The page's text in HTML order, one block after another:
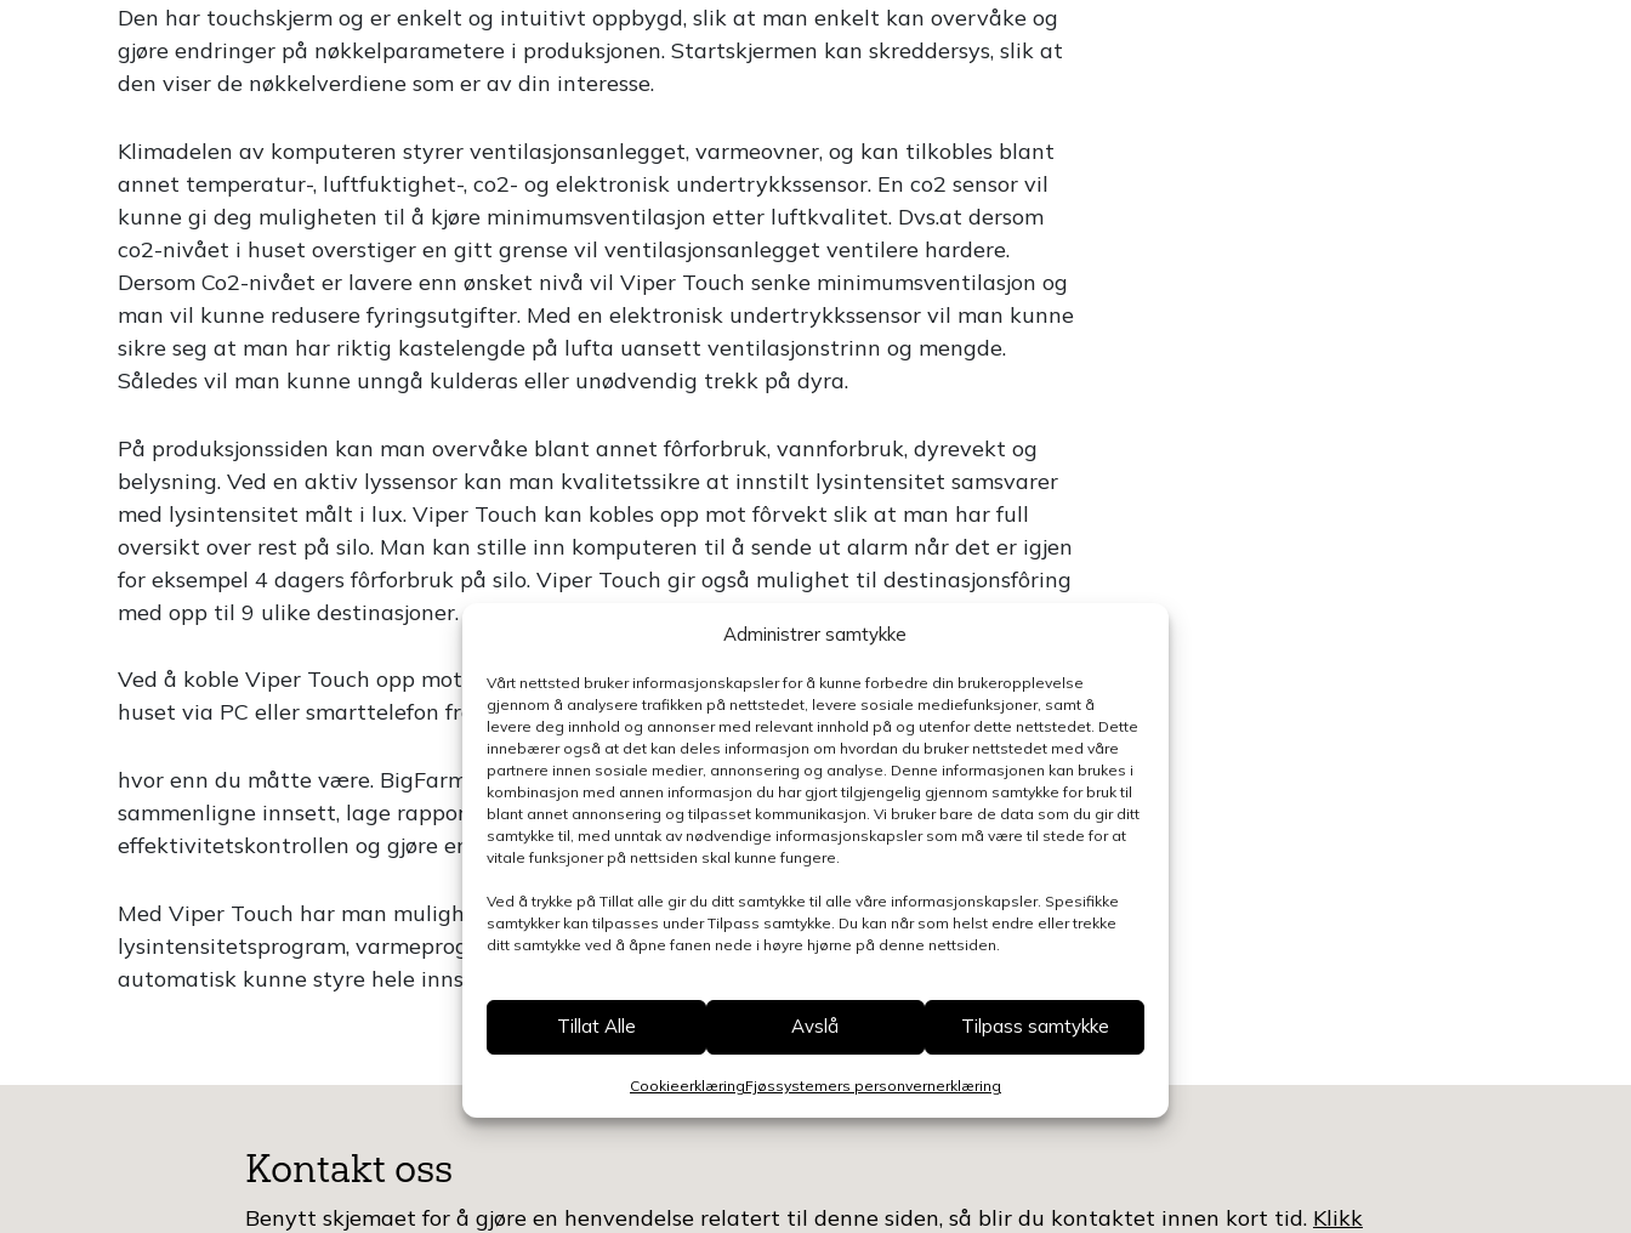
Administrer samtykke
Vårt nettsted bruker informasjonskapsler for å kunne forbedre din brukeropplevelse
gjennom å analysere trafikken på nettstedet, levere sosiale mediefunksjoner, samt å
levere deg innhold og annonser med relevant innhold på og utenfor dette nettstedet. Dette
innebærer også at det kan deles informasjon om hvordan du bruker nettstedet med våre
partnere innen sosiale medier, annonsering og analyse. Denne informasjonen kan brukes i
kombinasjon med annen informasjon du har gjort tilgjengelig gjennom samtykke for bruk til
blant annet annonsering og tilpasset kommunikasjon. Vi bruker bare de data som du gir ditt
samtykke til, med unntak av nødvendige informasjonskapsler som må være til stede for at
vitale funksjoner på nettsiden skal kunne fungere.
Ved å trykke på Tillat alle gir du ditt samtykke til alle våre informasjonskapsler. Spesifikke
samtykker kan tilpasses under Tilpass samtykke. Du kan når som helst endre eller trekke
ditt samtykke ved å åpne fanen nede i høyre hjørne på denne nettsiden.
Tillat Alle Avslå Tilpass samtykke
CookieerklæringFjøssystemers personvernerklæring
Den har touchskjerm og er enkelt og intuitivt oppbygd, slik at man enkelt kan overvåke og
gjøre endringer på nøkkelparametere i produksjonen. Startskjermen kan skreddersys, slik at
den viser de nøkkelverdiene som er av din interesse.
Klimadelen av komputeren styrer ventilasjonsanlegget, varmeovner, og kan tilkobles blant
annet temperatur-, luftfuktighet-, co2- og elektronisk undertrykkssensor. En co2 sensor vil
kunne gi deg muligheten til å kjøre minimumsventilasjon etter luftkvalitet. Dvs.at dersom
co2-nivået i huset overstiger en gitt grense vil ventilasjonsanlegget ventilere hardere.
Dersom Co2-nivået er lavere enn ønsket nivå vil Viper Touch senke minimumsventilasjon og
man vil kunne redusere fyringsutgifter. Med en elektronisk undertrykkssensor vil man kunne
sikre seg at man har riktig kastelengde på lufta uansett ventilasjonstrinn og mengde.
Således vil man kunne unngå kulderas eller unødvendig trekk på dyra.
På produksjonssiden kan man overvåke blant annet fôrforbruk, vannforbruk, dyrevekt og
belysning. Ved en aktiv lyssensor kan man kvalitetssikre at innstilt lysintensitet samsvarer
med lysintensitet målt i lux. Viper Touch kan kobles opp mot fôrvekt slik at man har full
oversikt over rest på silo. Man kan stille inn komputeren til å sende ut alarm når det er igjen
for eksempel 4 dagers fôrforbruk på silo. Viper Touch gir også mulighet til destinasjonsfôring
med opp til 9 ulike destinasjoner.
Ved å koble Viper Touch opp mot dataprogrammet BigFarmNet-Manager kan man fjernstyre
huset via PC eller smarttelefon fra
hvor enn du måtte være. BigFarmNet-manager kan brukes til å analysere innsett,
sammenligne innsett, lage rapporter, automatisk oversendelse av produksjonsdata til
effektivitetskontrollen og gjøre endringer i for eksempel lys program, temperaturkurve osv.
Med Viper Touch har man mulighet til å sette opp fôringsprogram, lysprogram,
lysintensitetsprogram, varmeprogram og klimaprogram. Med andre ord, vil Viper Touch
automatisk kunne styre hele innsettet for deg.
Kontakt oss
Benytt skjemaet for å gjøre en henvendelse relatert til denne siden, så blir du kontaktet innen kort tid. Klikk